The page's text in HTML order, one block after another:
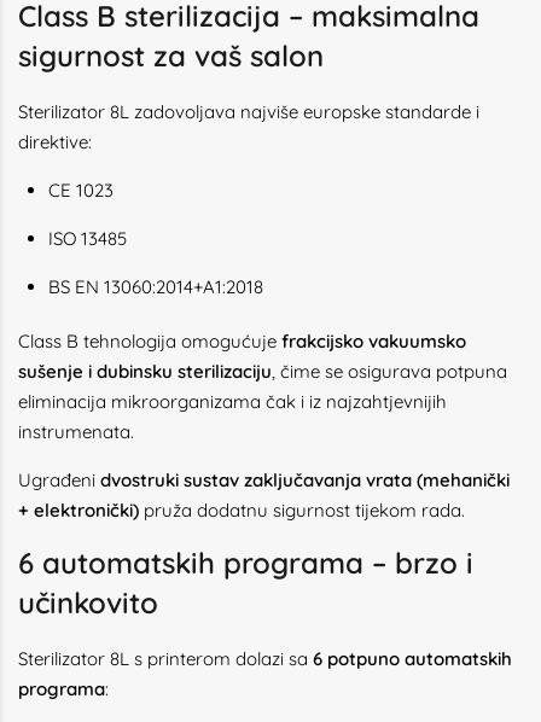
Class B sterilizacija – maksimalna
sigurnost za vaš salon
Sterilizator 8L zadovoljava najviše europske standarde i
direktive:
CE 1023
ISO 13485
BS EN 13060:2014+A1:2018
Class B tehnologija omogućuje frakcijsko vakuumsko
sušenje i dubinsku sterilizaciju, čime se osigurava potpuna
eliminacija mikroorganizama čak i iz najzahtjevnijih
instrumenata.
Ugrađeni dvostruki sustav zaključavanja vrata (mehanički
+ elektronički) pruža dodatnu sigurnost tijekom rada.
6 automatskih programa – brzo i
učinkovito
Sterilizator 8L s printerom dolazi sa 6 potpuno automatskih
programa: